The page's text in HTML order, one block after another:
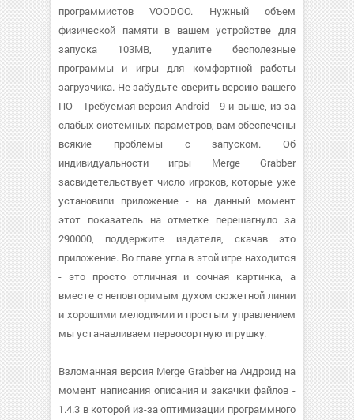
программистов VOODOO. Нужный объем
физической памяти в вашем устройстве для
запуска 103MB, удалите бесполезные
программы и игры для комфортной работы
загрузчика. Не забудьте сверить версию вашего
ПО - Требуемая версия Android - 9 и выше, из-за
слабых системных параметров, вам обеспечены
всякие проблемы с запуском. Об
индивидуальности игры Merge Grabber
засвидетельствует число игроков, которые уже
установили приложение - на данный момент
этот показатель на отметке перешагнуло за
290000, поддержите издателя, скачав это
приложение. Во главе угла в этой игре находится
- это просто отличная и сочная картинка, а
вместе с неповторимым духом сюжетной линии
и хорошими мелодиями и простым управлением
мы устанавливаем первосортную игрушку.
Взломанная версия Merge Grabber на Андроид на
момент написания описания и закачки файлов -
1.4.3 в которой из-за оптимизации программного